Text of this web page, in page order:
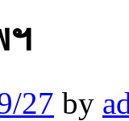
ฯ
27 by